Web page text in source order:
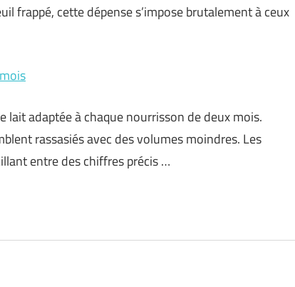
frappé, cette dépense s’impose brutalement à ceux
lait adaptée à chaque nourrisson de deux mois.
rassasiés avec des volumes moindres. Les
entre des chiffres précis …